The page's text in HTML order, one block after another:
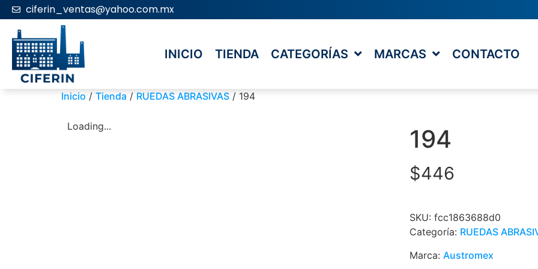
ciferin_ventas@yahoo.com.mx
INICIO TIENDA CATEGORÍAS MARCAS CONTACTO
Inicio / Tienda / RUEDAS ABRASIVAS / 194
Loading... 194
$446
SKU: fcc1863688d0
Categoría: RUEDAS
Marca: Austromex